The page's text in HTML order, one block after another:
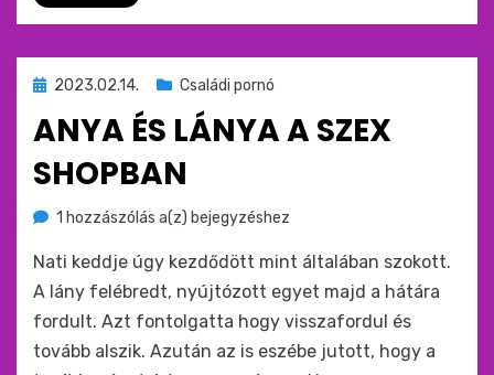
Beküldve
:
2023.02.14. Családi pornó
ANYA ÉS LÁNYA A SZEX
SHOPBAN
bymonkey
1 hozzászólás a(z) Anya
Lánya
a
szex
shopban
bejegyzéshez
Nati keddje úgy kezdődött mint általában szokott.
A lány felébredt, nyújtózott egyet majd a hátára
fordult. Azt fontolgatta hogy visszafordul és
tovább alszik. Azután az is eszébe jutott, hogy a